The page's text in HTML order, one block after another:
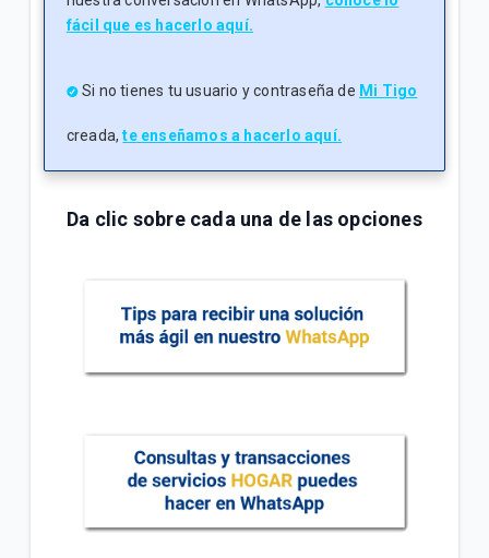
fácil que es hacerlo aquí.
Si no tienes tu usuario y contraseña de Mi Tigo
creada,te enseñamos a hacerlo aquí.
Da clic sobre cada una de las opciones